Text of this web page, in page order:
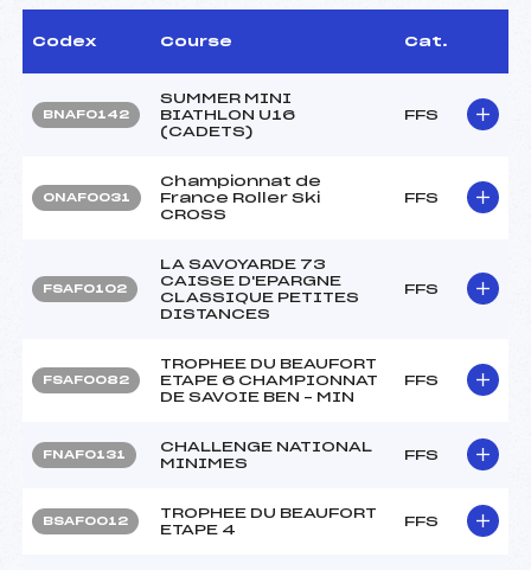
Codex Course Cat.
BNAF0142
SUMMER MINI
BIATHLON U16
(CADETS)
FFS
ONAF0031
Championnat de
France Roller Ski
CROSS
FFS
FSAF0102
LA SAVOYARDE 73
CAISSE D'EPARGNE
CLASSIQUE PETITES
DISTANCES
FFS
FSAF0082
TROPHEE DU BEAUFORT
ETAPE 6 CHAMPIONNAT
DE SAVOIE BEN – MIN
FFS
FNAF0131
CHALLENGE NATIONAL
MINIMES
FFS
BSAF0012
TROPHEE DU BEAUFORT
ETAPE 4
FFS